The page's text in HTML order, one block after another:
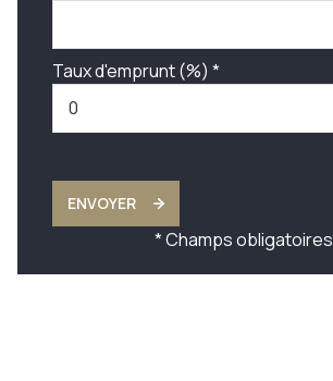
Taux d'emprunt (%) *
ENVOYER
* Champs obligatoires